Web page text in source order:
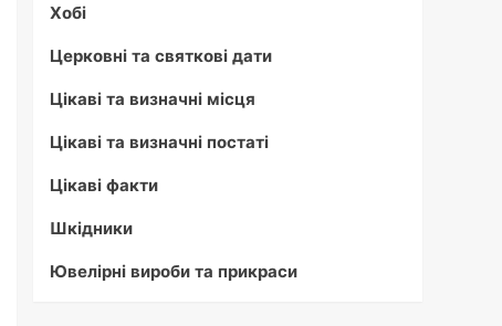
Хобі
Церковні та святкові дати
Цікаві та визначні місця
Цікаві та визначні постаті
Цікаві факти
Шкідники
Ювелірні вироби та прикраси